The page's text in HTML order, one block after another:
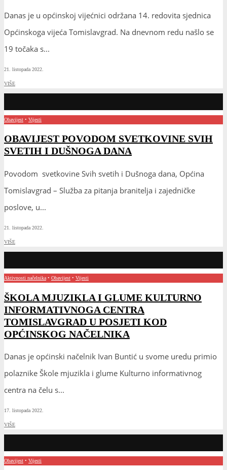
Danas je u općinskoj vijećnici održana 14. redovita sjednica
Općinskoga vijeća Tomislavgrad. Na dnevnom redu našlo se
19 točaka s...
21. listopada 2022.
VIŠE
Obavijest • Vijesti
OBAVIJEST POVODOM SVETKOVINE SVIH
SVETIH I DUŠNOGA DANA
Povodom svetkovine Svih svetih i Dušnoga dana, Općina
Tomislavgrad – Služba za pitanja branitelja i zajedničke
poslove, u...
21. listopada 2022.
VIŠE
Aktivnosti načelnika • Obavijest • Vijesti
ŠKOLA MJUZIKLA I GLUME KULTURNO
INFORMATIVNOGA CENTRA
TOMISLAVGRAD U POSJETI KOD
OPĆINSKOG NAČELNIKA
Danas je općinski načelnik Ivan Buntić u svome uredu primio
polaznike Škole mjuzikla i glume Kulturno informativnog
centra na čelu s...
17. listopada 2022.
VIŠE
Obavijest • Vijesti